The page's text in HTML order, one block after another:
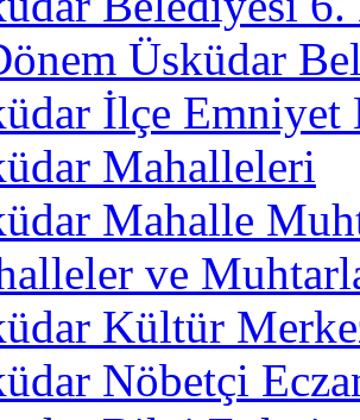
Üsküdar
İlçe
Mahalleleri
Mahalle
ve
Kültür
Nöbetçi